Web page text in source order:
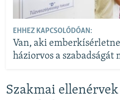
EHHEZ KAPCSOLÓDÓAN:
Van, aki
háziorvos a szabadságát
Szakmai